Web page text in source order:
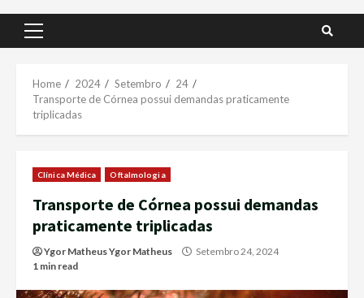
Primary
Home 2024 Setembro
24
Transporte de Córnea possui demandas praticamente
triplicadas
Clínica Médica Oftalmologia
Transporte de Córnea possui demandas
praticamente triplicadas
Ygor Matheus Ygor Matheus
Setembro 24, 2024
1 min read